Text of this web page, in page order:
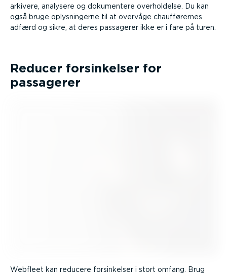
arkivere, analysere og dokumentere overhol­delse. Du kan
også bruge oplys­nin­gerne til at overvåge chauf­fø­rernes
adfærd og sikre, at deres passagerer ikke er i fare på turen.
Reducer forsin­kelser for
passagerer
Webfleet kan reducere forsin­kelser i stort omfang. Brug